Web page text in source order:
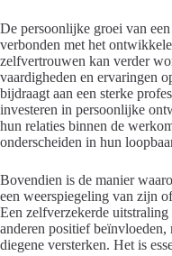
De persoonlijke groei van
verbonden met het
zelfvertrouwen kan verder
vaardigheden en ervaringen
bijdraagt aan een sterke
investeren in persoonlijke
hun relaties binnen de
onderscheiden in hun
Bovendien is de manier
een weerspiegeling van zijn
Een zelfverzekerde
anderen positief beïnvloeden,
diegene versterken. Het is